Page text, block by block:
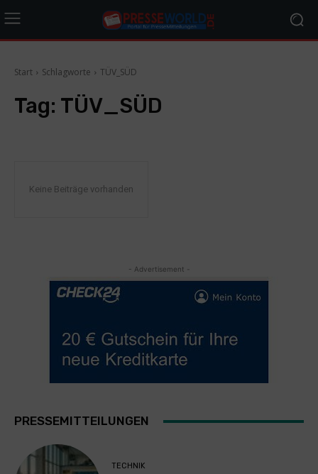
Start Schlagworte TÜV_SÜD
Tag: TÜV_SÜD
Keine Beiträge vorhanden
- Advertisement -
PRESSEMITTEILUNGEN
TECHNIK